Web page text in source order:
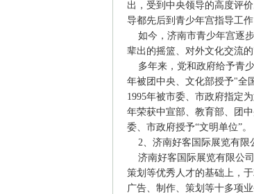
出，受到中央领导的高度评
导都先后到青少年宫指导工
如今，济南市青少年宫逐
辈出的摇篮、对外文化交流
多年来，党和政府给予青少
年被团中央、文化部授予"全
1995年被市委、市政府指定
年荣获中宣部、教育部、团
委、市政府授予“文明单位”。
2、济南好客国际展览有限
济南好客国际展览有限公司
策划等优秀人才的基础上，
广告、制作、策划等十多项